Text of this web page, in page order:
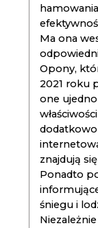
Ma ona
Opony,
2021 roku
one
znajdują
Ponadto
śniegu i